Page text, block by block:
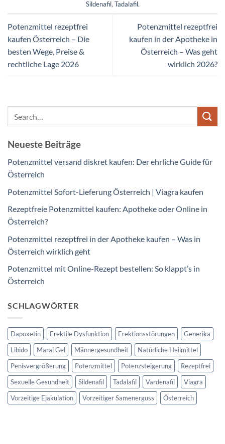
Sildenafil,Tadalafil.
Potenzmittel rezeptfrei
kaufen Österreich – Die
besten Wege, Preise &
rechtliche Lage 2026
Potenzmittel rezeptfrei
kaufen in der Apotheke in
Österreich – Was geht
wirklich 2026?
Neueste Beiträge
Potenzmittel versand diskret kaufen: Der ehrliche Guide für
Österreich
Potenzmittel Sofort-Lieferung Österreich | Viagra kaufen
Rezeptfreie Potenzmittel kaufen: Apotheke oder Online in
Österreich?
Potenzmittel rezeptfrei in der Apotheke kaufen – Was in
Österreich wirklich geht
Potenzmittel mit Online-Rezept bestellen: So klappt’s in
Österreich
SCHLAGWÖRTER
Dapoxetin Erektile Dysfunktion Erektionsstörungen
Generika
Libido
Maral Gel Männergesundheit
Natürliche Heilmittel
Penisvergrößerung
Potenzmittel Potenzsteigerung
Rezeptfrei
Sexuelle Gesundheit
Sildenafil Tadalafil Vardenafil
Viagra
Vorzeitige Ejakulation
Vorzeitiger Samenerguss Österreich